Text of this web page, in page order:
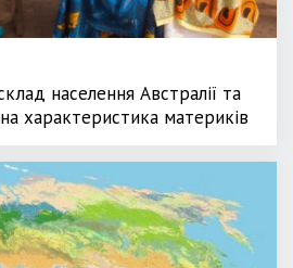
населення Австралії та
характеристика материків